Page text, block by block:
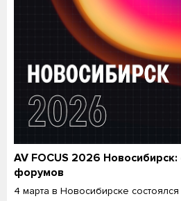
AV FOCUS 2026 Новосибирск:
форумов
4 марта в Новосибирске